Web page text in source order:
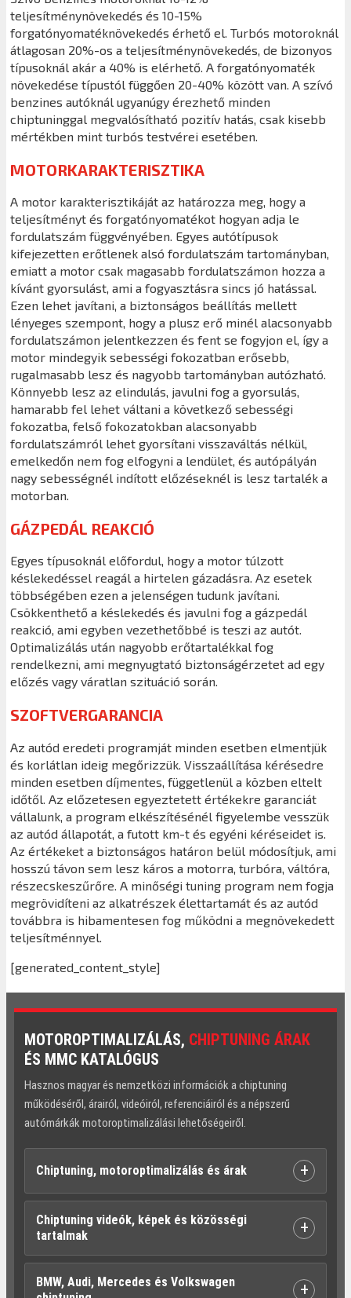
teljesítménynövekedés és 10-15%
forgatónyomatéknövekedés érhető el. Turbós motoroknál
átlagosan 20%-os a teljesítménynövekedés, de bizonyos
típusoknál akár a 40% is elérhető. A forgatónyomaték
növekedése típustól függően 20-40% között van. A szívó
benzines autóknál ugyanúgy érezhető minden
chiptuninggal megvalósítható pozitív hatás, csak kisebb
mértékben mint turbós testvérei esetében.
MOTORKARAKTERISZTIKA
A motor karakterisztikáját az határozza meg, hogy a
teljesítményt és forgatónyomatékot hogyan adja le
fordulatszám függvényében. Egyes autótípusok
kifejezetten erőtlenek alsó fordulatszám tartományban,
emiatt a motor csak magasabb fordulatszámon hozza a
kívánt gyorsulást, ami a fogyasztásra sincs jó hatással.
Ezen lehet javítani, a biztonságos beállítás mellett
lényeges szempont, hogy a plusz erő minél alacsonyabb
fordulatszámon jelentkezzen és fent se fogyjon el, így a
motor mindegyik sebességi fokozatban erősebb,
rugalmasabb lesz és nagyobb tartományban autózható.
Könnyebb lesz az elindulás, javulni fog a gyorsulás,
hamarabb fel lehet váltani a következő sebességi
fokozatba, felső fokozatokban alacsonyabb
fordulatszámról lehet gyorsítani visszaváltás nélkül,
emelkedőn nem fog elfogyni a lendület, és autópályán
nagy sebességnél indított előzéseknél is lesz tartalék a
motorban.
GÁZPEDÁL REAKCIÓ
Egyes típusoknál előfordul, hogy a motor túlzott
késlekedéssel reagál a hirtelen gázadásra. Az esetek
többségében ezen a jelenségen tudunk javítani.
Csökkenthető a késlekedés és javulni fog a gázpedál
reakció, ami egyben vezethetőbbé is teszi az autót.
Optimalizálás után nagyobb erőtartalékkal fog
rendelkezni, ami megnyugtató biztonságérzetet ad egy
előzés vagy váratlan szituáció során.
SZOFTVERGARANCIA
Az autód eredeti programját minden esetben elmentjük
és korlátlan ideig megőrizzük. Visszaállítása kérésedre
minden esetben díjmentes, függetlenül a közben eltelt
időtől. Az előzetesen egyeztetett értékekre garanciát
vállalunk, a program elkészítésénél figyelembe vesszük
az autód állapotát, a futott km-t és egyéni kéréseidet is.
Az értékeket a biztonságos határon belül módosítjuk, ami
hosszú távon sem lesz káros a motorra, turbóra, váltóra,
részecskeszűrőre. A minőségi tuning program nem fogja
megrövidíteni az alkatrészek élettartamát és az autód
továbbra is hibamentesen fog működni a megnövekedett
teljesítménnyel.
[generated_content_style]
MOTOROPTIMALIZÁLÁS, CHIPTUNING ÁRAK
ÉS MMC KATALÓGUS
Hasznos magyar és nemzetközi információk a chiptuning
működéséről, árairól, videóiról, referenciáiról és a népszerű
autómárkák motoroptimalizálási lehetőségeiről.
Chiptuning, motoroptimalizálás és árak +
Chiptuning videók, képek és közösségi
tartalmak
+
BMW, Audi, Mercedes és Volkswagen
+